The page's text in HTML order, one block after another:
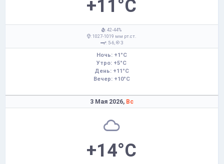
+11°C
: 42-44%
: 1027-1019 мм рт.ст.
: 5-6,
З
Ночь: +1°C
Утро: +5°C
День: +11°C
Вечер: +10°C
3 Мая 2026, Вс
+14°C